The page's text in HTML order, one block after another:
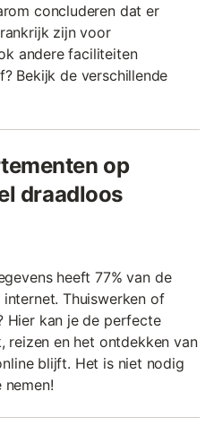
concluderen dat er
zijn voor
andere faciliteiten
Bekijk de verschillende
op
draadloos
heeft 77% van de
Thuiswerken of
Hier kan je de perfecte
reizen en het ontdekken van
blijft. Het is niet nodig